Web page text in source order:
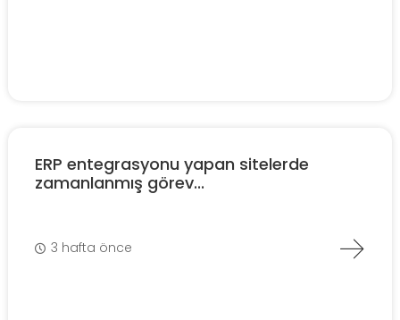
ERP entegrasyonu yapan sitelerde
zamanlanmış görev...
3 hafta önce